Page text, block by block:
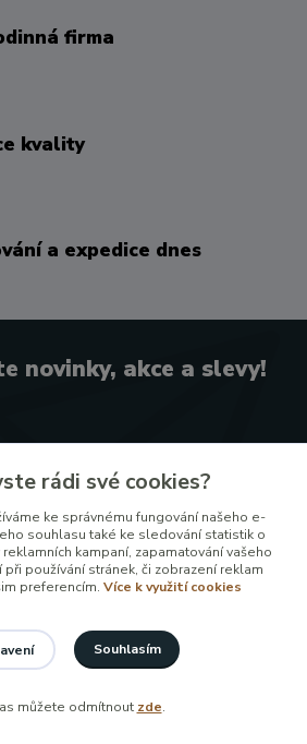
firma
kvality
a expedice dnes
novinky, akce a slevy!
Přihlásit se
osobních údajůza účelem rozesílky
newsletteru.
rádi své cookies?
ke správnému fungování našeho e-
souhlasu také ke sledování statistik o
kampaní, zapamatování vašeho
používání stránek, či zobrazení reklam
preferencím. Více k využití cookies
Souhlasím
můžete odmítnout zde.
24. června